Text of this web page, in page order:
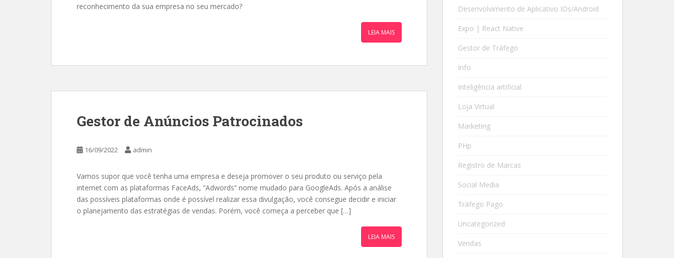
reconhecimento da sua empresa no seu mercado?
LEIA MAIS
Gestor de Anúncios Patrocinados
16/09/2022 admin
Vamos supor que você tenha uma empresa e deseja promover o seu produto ou serviço pela
internet com as plataformas FaceAds, “Adwords” nome mudado para GoogleAds. Após a análise
das possíveis plataformas onde é possível realizar essa divulgação, você consegue decidir e iniciar
o planejamento das estratégias de vendas. Porém, você começa a perceber que […]
LEIA MAIS
Desenvolvimento de Aplicativo IOs/Android
Expo | React Native
Gestor de Tráfego
Info
Inteligência artificial
Loja Virtual
Marketing
PHp
Registro de Marcas
Social Media
Tráfego Pago
Uncategorized
Vendas